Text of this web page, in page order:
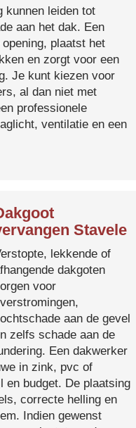
kunnen leiden tot
aan het dak. Een
plaatst het
en zorgt voor een
Je kunt kiezen voor
al dan niet met
professionele
ventilatie en een
Stavele
lekkende of
dakgoten
voor
aan de gevel
zelfs schade aan de
Een dakwerker
in zink, pvc of
en budget. De plaatsing
correcte helling en
Indien gewenst